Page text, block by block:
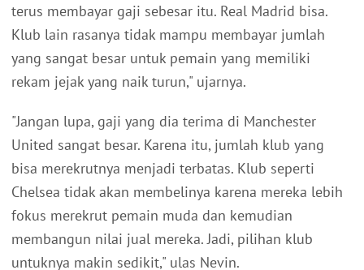
terus membayar gaji sebesar itu. Real Madrid bisa.
Klub lain rasanya tidak mampu membayar jumlah
yang sangat besar untuk pemain yang memiliki
rekam jejak yang naik turun," ujarnya.
"Jangan lupa, gaji yang dia terima di Manchester
United sangat besar. Karena itu, jumlah klub yang
bisa merekrutnya menjadi terbatas. Klub seperti
Chelsea tidak akan membelinya karena mereka lebih
fokus merekrut pemain muda dan kemudian
membangun nilai jual mereka. Jadi, pilihan klub
untuknya makin sedikit," ulas Nevin.